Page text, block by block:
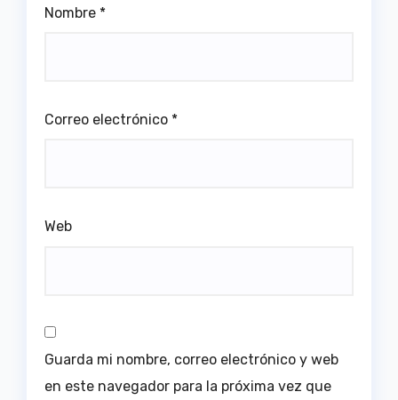
Nombre *
Correo electrónico *
Web
Guarda mi nombre, correo electrónico y web
en este navegador para la próxima vez que